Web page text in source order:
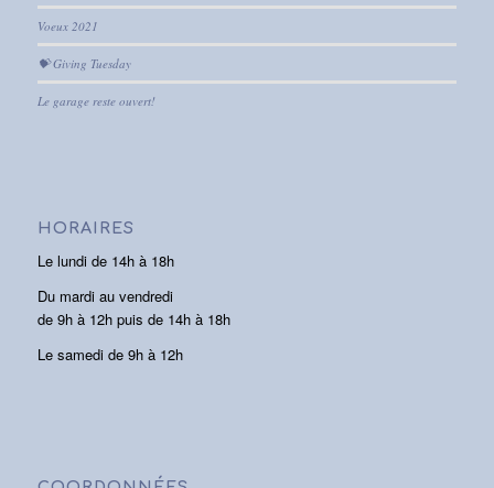
Voeux 2021
💝 Giving Tuesday
Le garage reste ouvert!
HORAIRES
Le lundi de 14h à 18h
Du mardi au vendredi
de 9h à 12h puis de 14h à 18h
Le samedi de 9h à 12h